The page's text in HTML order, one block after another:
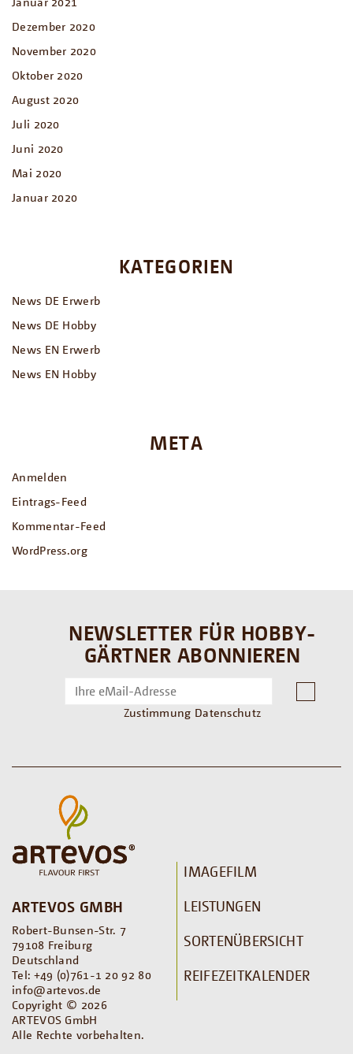
Dezember 2020
November 2020
Oktober 2020
August 2020
Juli 2020
Juni 2020
Mai 2020
Januar 2020
KATEGORIEN
News DE Erwerb
News DE Hobby
News EN Erwerb
News EN Hobby
META
Anmelden
Eintrags-Feed
Kommentar-Feed
WordPress.org
NEWSLETTER FÜR HOBBY-
GÄRTNER ABONNIEREN
Zustimmung Datenschutz
ARTEVOS GMBH
Robert-Bunsen-Str. 7
79108 Freiburg
Deutschland
Tel: +49 (0)761-1 20 92 80
info@artevos.de
Copyright © 2026
ARTEVOS GmbH
Alle Rechte vorbehalten.
IMAGEFILM
LEISTUNGEN
SORTENÜBERSICHT
REIFEZEITKALENDER